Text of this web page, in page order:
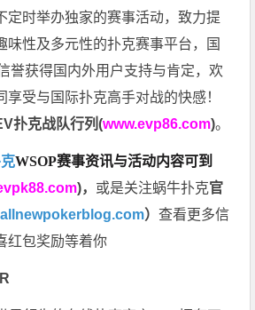
定时举办独家的赛事活动，致力提
味性及多元性的扑克赛事平台，国
誉获得国内外用户支持与肯定，欢
享受与国际扑克高手对战的快感！
扑克战队行列(www.evp86.com)。
WSOP赛事资讯与活动内容可到
)， 或是关注蜗牛扑克官
）查看更多信
红包奖励等着你